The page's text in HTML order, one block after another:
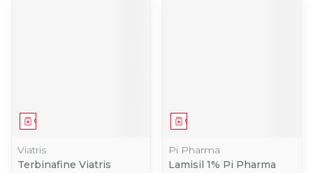
Geneesmiddel
Viatris
Terbinafine Viatris
Geneesmiddel
Pi Pharma
Lamisil 1% Pi Pharma